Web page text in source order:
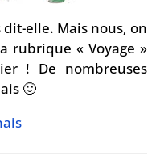
elle. Mais nous, on
rubrique « Voyage »
! De nombreuses
🙂